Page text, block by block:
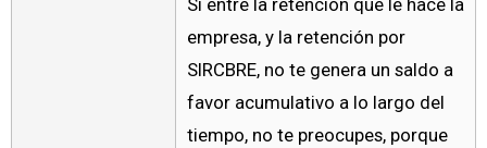
empresa, y la retención por
SIRCBRE, no te genera un saldo a
favor acumulativo a lo largo del
tiempo, no te preocupes, porque